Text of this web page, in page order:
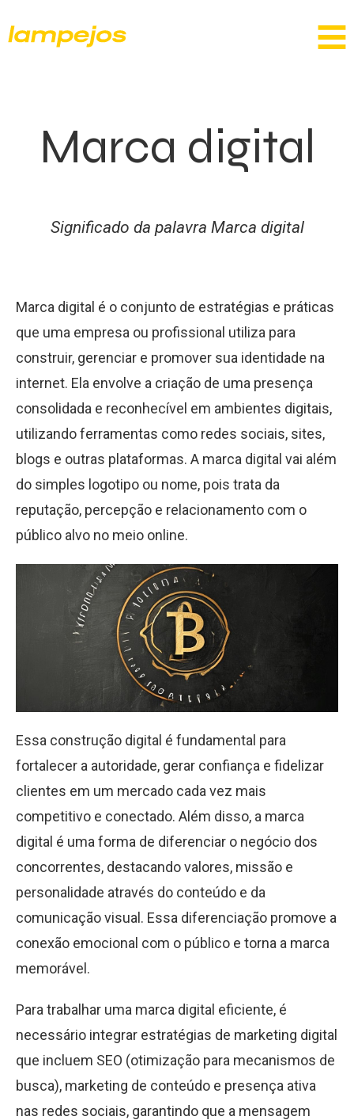
Marca digital
Significado da palavra Marca digital
Marca digital é o conjunto de estratégias e práticas
que uma empresa ou profissional utiliza para
construir, gerenciar e promover sua identidade na
internet. Ela envolve a criação de uma presença
consolidada e reconhecível em ambientes digitais,
utilizando ferramentas como redes sociais, sites,
blogs e outras plataformas. A marca digital vai além
do simples logotipo ou nome, pois trata da
reputação, percepção e relacionamento com o
público alvo no meio online.
Essa construção digital é fundamental para
fortalecer a autoridade, gerar confiança e fidelizar
clientes em um mercado cada vez mais
competitivo e conectado. Além disso, a marca
digital é uma forma de diferenciar o negócio dos
concorrentes, destacando valores, missão e
personalidade através do conteúdo e da
comunicação visual. Essa diferenciação promove a
conexão emocional com o público e torna a marca
memorável.
Para trabalhar uma marca digital eficiente, é
necessário integrar estratégias de marketing digital
que incluem SEO (otimização para mecanismos de
busca), marketing de conteúdo e presença ativa
nas redes sociais, garantindo que a mensagem